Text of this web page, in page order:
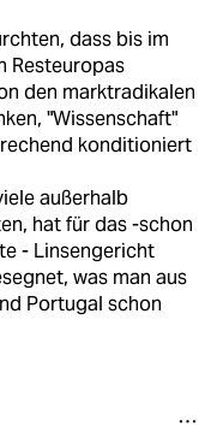
dass bis im
Resteuropas
den marktradikalen
"Wissenschaft"
konditioniert
außerhalb
hat für das -schon
- Linsengericht
was man aus
Portugal schon